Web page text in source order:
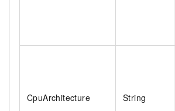
CpuArchitecture String